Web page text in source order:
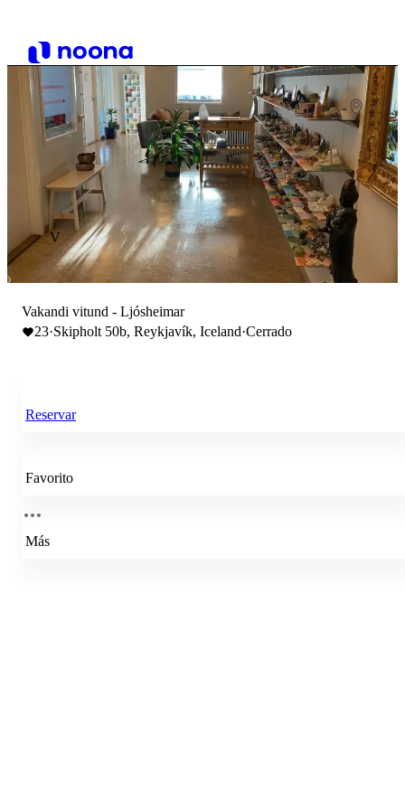
V
Vakandi vitund - Ljósheimar
23·Skipholt 50b, Reykjavík, Iceland·Cerrado
Reservar
Favorito
Más